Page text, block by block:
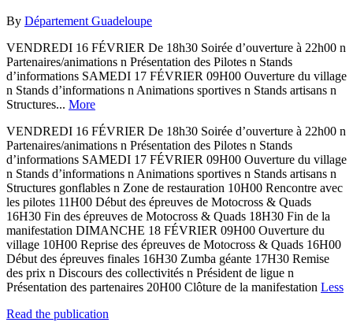
By Département Guadeloupe
VENDREDI 16 FÉVRIER De 18h30 Soirée d’ouverture à 22h00 n
Partenaires/animations n Présentation des Pilotes n Stands
d’informations SAMEDI 17 FÉVRIER 09H00 Ouverture du village
n Stands d’informations n Animations sportives n Stands artisans n
Structures... More
VENDREDI 16 FÉVRIER De 18h30 Soirée d’ouverture à 22h00 n
Partenaires/animations n Présentation des Pilotes n Stands
d’informations SAMEDI 17 FÉVRIER 09H00 Ouverture du village
n Stands d’informations n Animations sportives n Stands artisans n
Structures gonflables n Zone de restauration 10H00 Rencontre avec
les pilotes 11H00 Début des épreuves de Motocross & Quads
16H30 Fin des épreuves de Motocross & Quads 18H30 Fin de la
manifestation DIMANCHE 18 FÉVRIER 09H00 Ouverture du
village 10H00 Reprise des épreuves de Motocross & Quads 16H00
Début des épreuves finales 16H30 Zumba géante 17H30 Remise
des prix n Discours des collectivités n Président de ligue n
Présentation des partenaires 20H00 Clôture de la manifestation Less
Read the publication